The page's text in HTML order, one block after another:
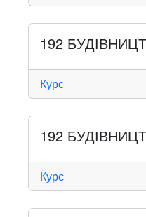
192
Курс
192
Курс